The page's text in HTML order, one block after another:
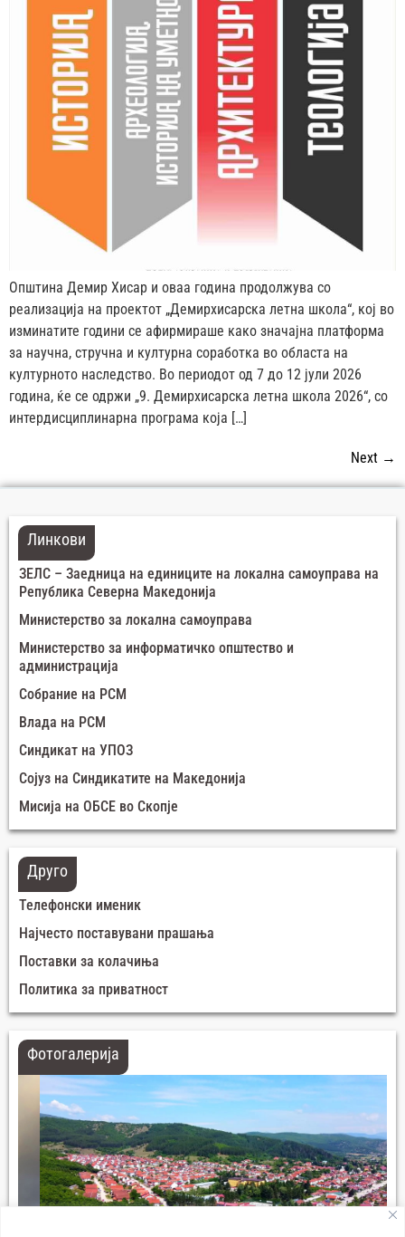
Општина Демир Хисар и оваа година продолжува со
реализација на проектот „Демирхисарска летна школа“, кој во
изминатите години се афирмираше како значајна платформа
за научна, стручна и културна соработка во областа на
културното наследство. Во периодот од 7 до 12 јули 2026
година, ќе се одржи „9. Демирхисарска летна школа 2026“, со
интердисциплинарна програма која […]
Next →
Линкови
ЗЕЛС – Заедница на единиците на локална самоуправа на
Република Северна Македонија
Министерство за локална самоуправа
Министерство за информатичко општество и
администрација
Собрание на РСМ
Влада на РСМ
Синдикат на УПОЗ
Сојуз на Синдикатите на Македонија
Мисија на ОБСЕ во Скопје
Друго
Телефонски именик
Најчесто поставувани прашања
Поставки за колачиња
Политика за приватност
Фотогалерија